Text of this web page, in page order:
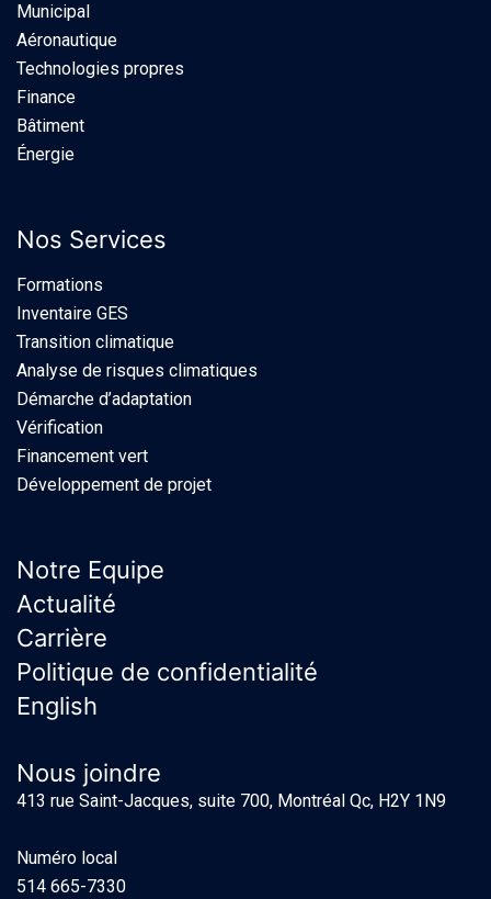
Municipal
Aéronautique
Technologies propres
Finance
Bâtiment
Énergie
Nos Services
Formations
Inventaire GES
Transition climatique
Analyse de risques climatiques
Démarche d’adaptation
Vérification
Financement vert
Développement de projet
Notre Equipe
Actualité
Carrière
Politique de confidentialité
English
Nous joindre
413 rue Saint-Jacques, suite 700, Montréal Qc, H2Y 1N9
Numéro local
514 665-7330